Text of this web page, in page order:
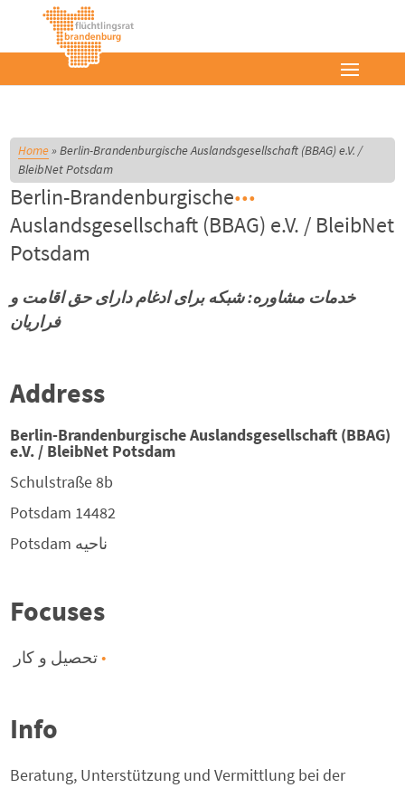
Home»Berlin-Brandenburgische Auslandsgesellschaft (BBAG) e.V. /
BleibNet Potsdam
Berlin-Brandenburgische
Auslandsgesellschaft (BBAG) e.V. / BleibNet
Potsdam
خدمات مشاوره: شبكه براى ادغام داراى حق اقامت و
فراريان
Address
Berlin-Brandenburgische Auslandsgesellschaft (BBAG)
e.V. / BleibNet Potsdam
Schulstraße 8b
14482
Potsdam
ناحیه Potsdam
Focuses
تحصیل و کار
Info
Beratung, Unterstützung und Vermittlung bei der